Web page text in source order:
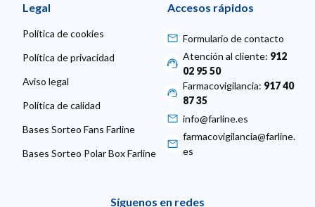
Legal
Política de cookies
Política de privacidad
Aviso legal
Política de calidad
Bases Sorteo Fans Farline
Bases Sorteo Polar Box Farline
Síguenos en redes
Accesos rápidos
Formulario de contacto
Atención al cliente: 912
02 95 50
Farmacovigilancia: 917 40
87 35
info@farline.es
farmacovigilancia@farline.
es